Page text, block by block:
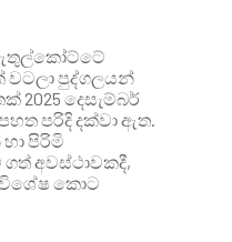
වටලා පුද්ගලයන්
2025 දෙසැම්බර්
පරිදි දක්වා ඇත.
පිරිමි
ගත් අවස්ථාවකදී,
කොට